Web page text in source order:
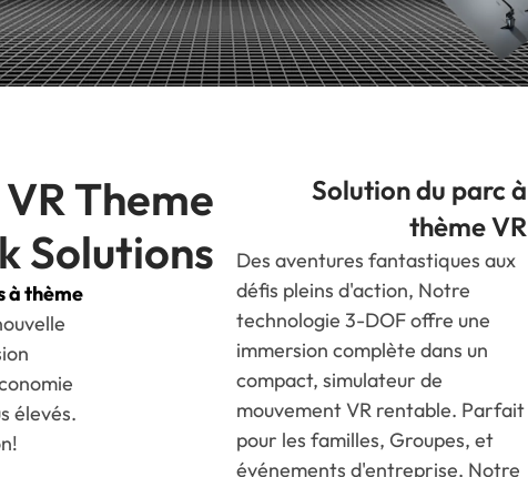
Theme
Solutions
à thème
élevés.
Solution du parc à
thème VR
Des aventures fantastiques aux
défis pleins d'action, Notre
technologie 3-DOF offre une
immersion complète dans un
compact, simulateur de
mouvement VR rentable. Parfait
pour les familles, Groupes, et
événements d'entreprise, Notre